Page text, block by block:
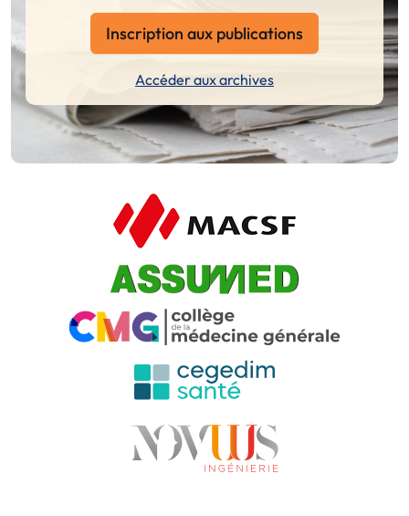
Inscription aux publications
Accéder aux archives